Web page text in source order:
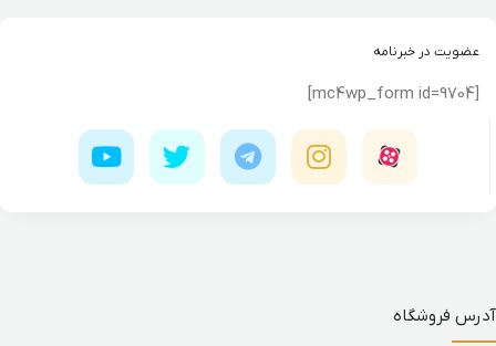
عضویت در خبرنامه
[mc4wp_form id=9704]
آدرس فروشگاه